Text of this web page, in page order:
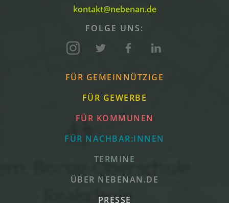
kontakt@nebenan.de
FOLGE UNS:
FÜR GEMEINNÜTZIGE
FÜR GEWERBE
FÜR KOMMUNEN
FÜR NACHBAR:INNEN
TERMINE
ÜBER NEBENAN.DE
PRESSE